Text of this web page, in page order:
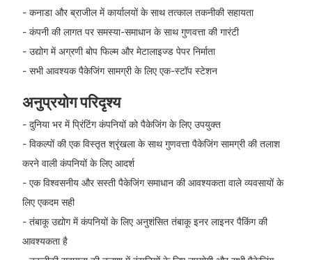
- कनाडा और ब्राजील में कार्यालयों के साथ तत्काल तकनीकी सहायता
- कंपनी की लागत पर समस्या-समाधान के साथ गुणवत्ता की गारंटी
- उद्योग में अग्रणी बोप फिल्म और मेटालाइज्ड पेपर निर्माता
- सभी आवश्यक पैकेजिंग सामग्री के लिए एक-स्टॉप स्टेशन
अनुप्रयोग परिदृश्य
- दुनिया भर में प्रिंटिंग कंपनियों को पैकेजिंग के लिए उपयुक्त
- विकल्पों की एक विस्तृत श्रृंखला के साथ गुणवत्ता पैकेजिंग सामग्री की तलाश
करने वाली कंपनियों के लिए आदर्श
- एक विश्वसनीय और सस्ती पैकेजिंग समाधान की आवश्यकता वाले व्यवसायों के
लिए एकदम सही
- तंबाकू उद्योग में कंपनियों के लिए अनुशंसित तंबाकू इनर लाइनर पैकिंग की
आवश्यकता है